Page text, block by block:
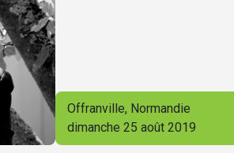
Offranville, Normandie
dimanche 25 août 2019